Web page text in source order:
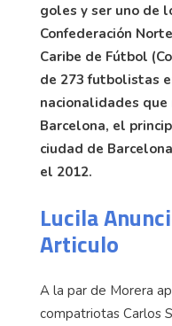
goles y ser uno de
Confederación
Caribe de Fútbol
de 273 futbolistas
nacionalidades
Barcelona, el
ciudad de
el 2012.
Lucila
Articulo
A la par de Morera
compatriotas Carlos